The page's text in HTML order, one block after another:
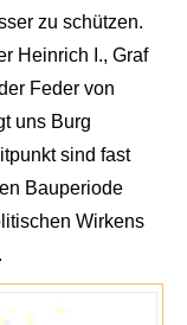
zu schützen.
Heinrich I., Graf
Feder von
uns Burg
sind fast
Bauperiode
Wirkens